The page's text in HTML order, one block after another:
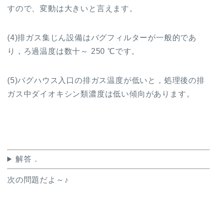
すので、変動は大きいと言えます。
(4)排ガス集じん設備はバグフィルターが一般的であ
り，ろ過温度は数十～ 250 ℃です。
(5)バグハウス入口の排ガス温度が低いと，処理後の排
ガス中ダイオキシン類濃度は低い傾向があります。
解答．
次の問題だよ～♪